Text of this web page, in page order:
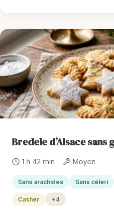
Bredele d’Alsace
1 h 42 min Moyen
Sans arachides Sans céleri
Casher +4